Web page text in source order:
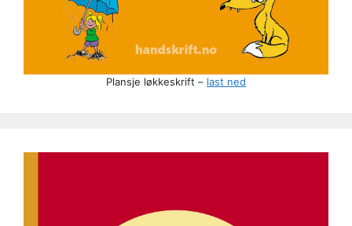
Plansje løkkeskrift – last ned